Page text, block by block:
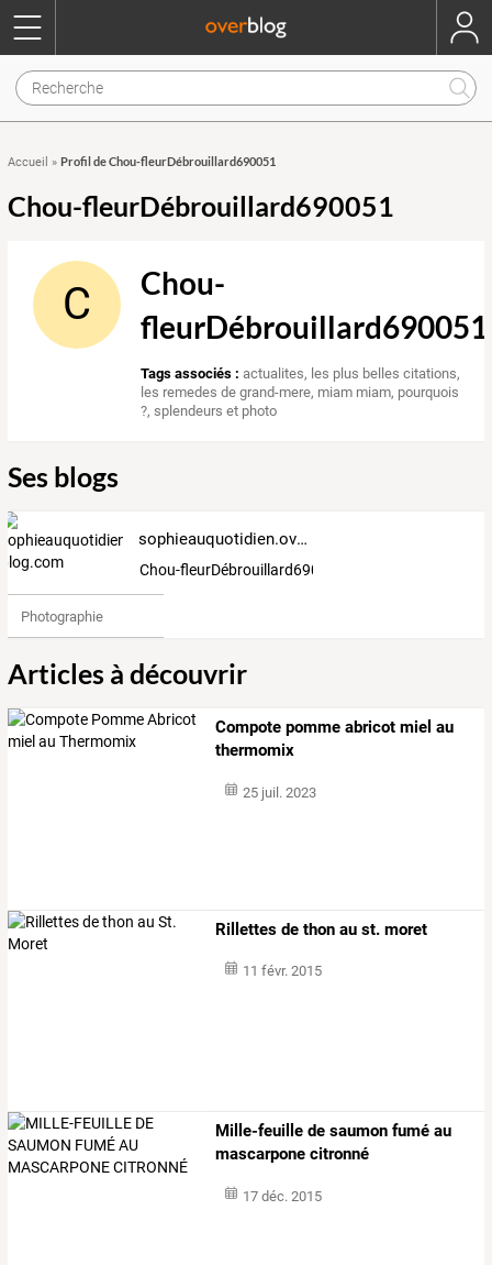
Accueil » Profil de Chou-fleurDébrouillard690051
Chou-fleurDébrouillard690051
C
Chou-
fleurDébrouillard690051
Tags associés : actualites, les plus belles citations,
les remedes de grand-mere, miam miam, pourquois
?,splendeurs et photo
Ses blogs
sophieauquotidien.over-blog.com
Chou-fleurDébrouillard690051
Photographie
Articles à découvrir
Compote pomme abricot miel au
thermomix
25 juil. 2023
Rillettes de thon au st. moret
11 févr. 2015
Mille-feuille de saumon fumé au
mascarpone citronné
17 déc. 2015